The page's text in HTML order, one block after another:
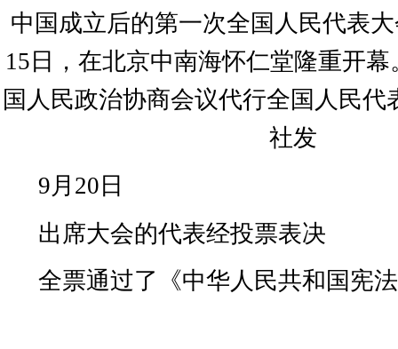
中国成立后的第一次全国人民代表
15 日，在北京中南海怀仁堂隆重开
国人民政治协商会议代行全国人民代
社发
9 月 20 日
出席大会的代表经投票表决
全票通过了《中华人民共和国宪